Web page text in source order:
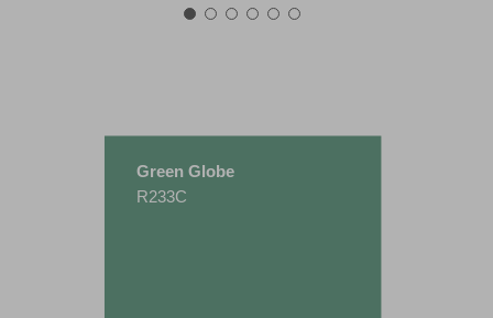
Green Globe
R233C